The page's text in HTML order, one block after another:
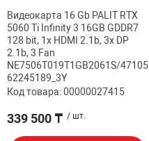
Видеокарта 16 Gb PALIT RTX
5060 Ti Infinity 3 16GB GDDR7
128 bit, 1x HDMI 2.1b, 3x DP
2.1b, 3 Fan
NE7506T019T1GB2061S/47105
62245189_3Y
Код товара: 00000027415
339 500 ₸ / шт.